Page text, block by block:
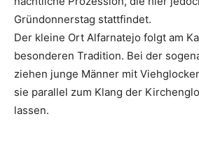
Gründonnerstag stattfindet.
Der kleine Ort Alfarnatejo folgt am
besonderen Tradition. Bei der
ziehen junge Männer mit
sie parallel zum Klang der
lassen.